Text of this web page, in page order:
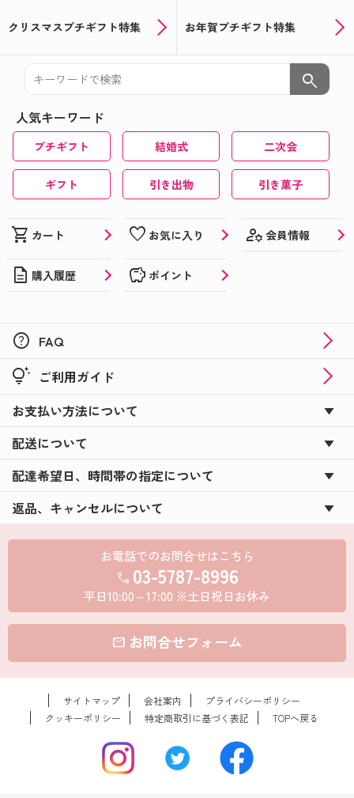
クリスマスプチギフト特集 お年賀プチギフト特集
search
人気キーワード
プチギフト 結婚式 二次会
ギフト 引き出物 引き菓子
shopping_cart カート favorite お気に入り manage_accounts 会員情報
description 購入履歴 savings ポイント
help FAQ
tips_and_updates ご利用ガイド
お支払い方法について
配送について
配達希望日、時間帯の指定について
返品、キャンセルについて
お電話でのお問合せはこちら
call 03-5787-8996
平日10:00～17:00 ※土日祝日お休み
mail お問合せフォーム
サイトマップ 会社案内
プライバシーポリシー
クッキーポリシー
特定商取引に基づく表記 TOPへ戻る